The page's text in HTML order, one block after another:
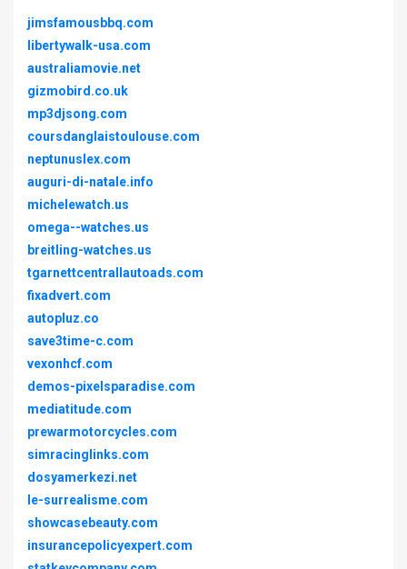
jimsfamousbbq.com
libertywalk-usa.com
australiamovie.net
gizmobird.co.uk
mp3djsong.com
coursdanglaistoulouse.com
neptunuslex.com
auguri-di-natale.info
michelewatch.us
omega--watches.us
breitling-watches.us
tgarnettcentrallautoads.com
fixadvert.com
autopluz.co
save3time-c.com
vexonhcf.com
demos-pixelsparadise.com
mediatitude.com
prewarmotorcycles.com
simracinglinks.com
dosyamerkezi.net
le-surrealisme.com
showcasebeauty.com
insurancepolicyexpert.com